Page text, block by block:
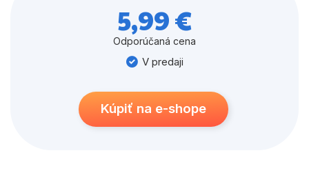
Čítajte, listujte, lúštite, pátrajte a sledujte!
5,99 €
Odporúčaná cena
V predaji
Kúpiť na e-shope